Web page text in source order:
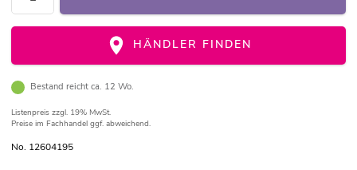
HÄNDLER FINDEN
Bestand reicht ca. 12 Wo.
Listenpreis zzgl. 19% MwSt.
Preise im Fachhandel ggf. abweichend.
No. 12604195